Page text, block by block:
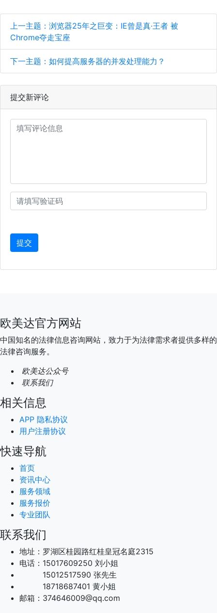
上一主题：浏览器25年之巨变：IE曾是真·王者 被
Chrome夺走宝座
下一主题：如何提高服务器的并发处理能力？
提交新评论
欧美达官方网站
中国知名的法律信息咨询网站，致力于为法律需求者提供多样的
法律咨询服务。
欧美达公众号
联系我们
相关信息
APP 隐私协议
用户注册协议
快速导航
首页
资讯中心
服务领域
服务报价
专业团队
联系我们
地址：罗湖区桂园路红桂皇冠名庭2315
电话：15017609250 刘小姐
15012517590 张先生
18718687401 黄小姐
邮箱：374646009@qq.com